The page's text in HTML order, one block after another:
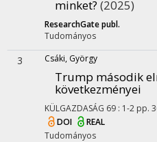
minket? (2025)
ResearchGate publ.
Tudományos
3 Csáki, György
Trump második
következményei
KÜLGAZDASÁG 69 : 1-2 pp.
DOI
REAL
Tudományos